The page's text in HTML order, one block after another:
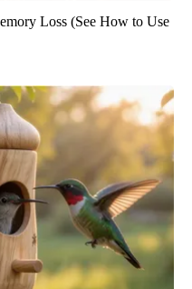
Loss (See How to Use